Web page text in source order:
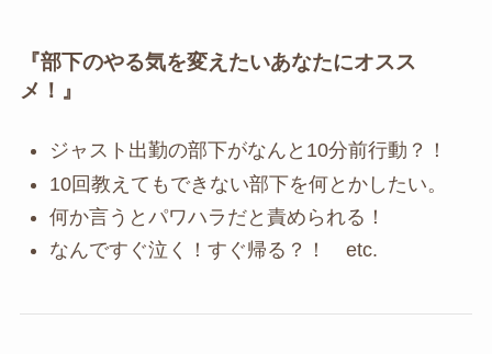
『部下のやる気を変えたいあなたにオスス
メ！』
ジャスト出勤の部下がなんと10分前行動？！
10回教えてもできない部下を何とかしたい。
何か言うとパワハラだと責められる！
なんですぐ泣く！すぐ帰る？！ etc.